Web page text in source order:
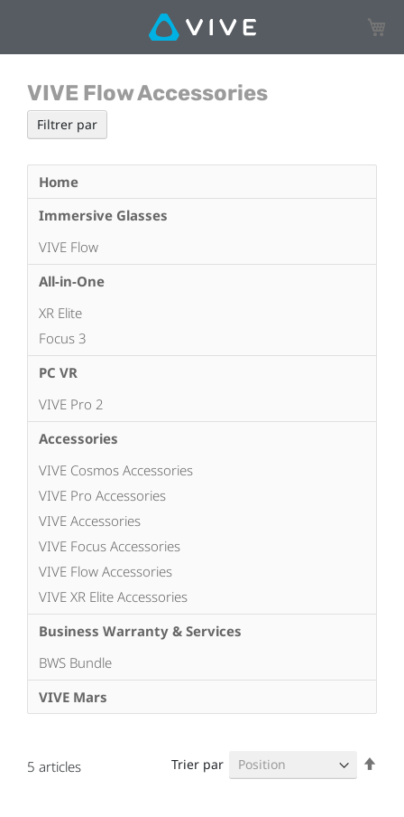
Mon
VIVE Flow Accessories
5 articles Trier par
Home
Immersive Glasses
VIVE Flow
All-in-One
XR Elite
Focus 3
PC VR
VIVE Pro 2
Accessories
VIVE Cosmos Accessories
VIVE Pro Accessories
VIVE Accessories
VIVE Focus Accessories
VIVE Flow Accessories
VIVE XR Elite Accessories
Business Warranty & Services
BWS Bundle
VIVE Mars
Filtrer par